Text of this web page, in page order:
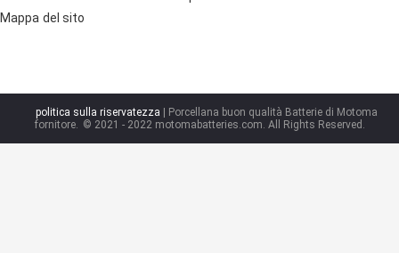
Mappa del sito
politica sulla riservatezza | Porcellana buon qualità Batterie di Motoma
fornitore. © 2021 - 2022 motomabatteries.com. All Rights Reserved.